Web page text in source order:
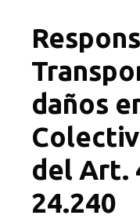
daños
del Art.
24.240